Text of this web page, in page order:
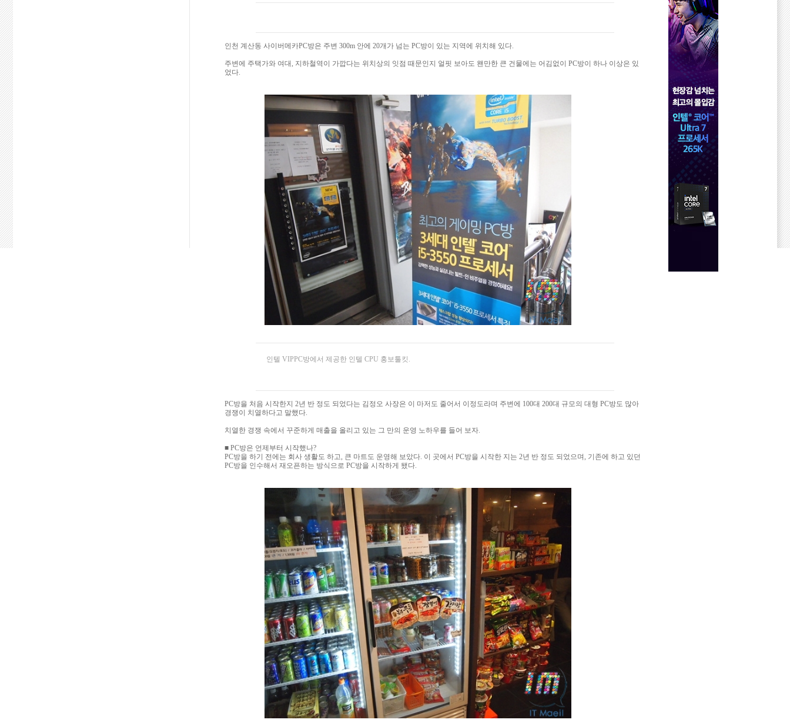
인천 계산동 사이버메카PC방은 주변 300m 안에 20개가 넘는 PC방이 있는 지역에 위치해 있다.
주변에 주택가와 여대, 지하철역이 가깝다는 위치상의 잇점 때문인지 얼핏 보아도 왠만한 큰 건물에는 어김없이 PC방이 하나 이상은 있
었다.
인텔 VIPPC방에서 제공한 인텔 CPU 홍보툴킷.
PC방을 처음 시작한지 2년 반 정도 되었다는 김정오 사장은 이 마저도 줄어서 이정도라며 주변에 100대 200대 규모의 대형 PC방도 많아
경쟁이 치열하다고 말했다.
치열한 경쟁 속에서 꾸준하게 매출을 올리고 있는 그 만의 운영 노하우를 들어 보자.
■ PC방은 언제부터 시작했나?
PC방을 하기 전에는 회사 생활도 하고, 큰 마트도 운영해 보았다. 이 곳에서 PC방을 시작한 지는 2년 반 정도 되었으며, 기존에 하고 있던
PC방을 인수해서 재오픈하는 방식으로 PC방을 시작하게 됐다.